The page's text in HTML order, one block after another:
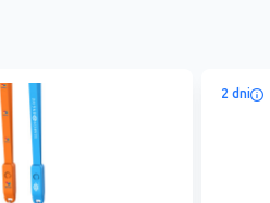
2 dni